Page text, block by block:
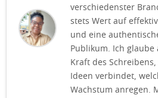
verschiedenster
stets Wert auf
und eine
Publikum. Ich
Kraft des
Ideen verbindet,
Wachstum anregen.